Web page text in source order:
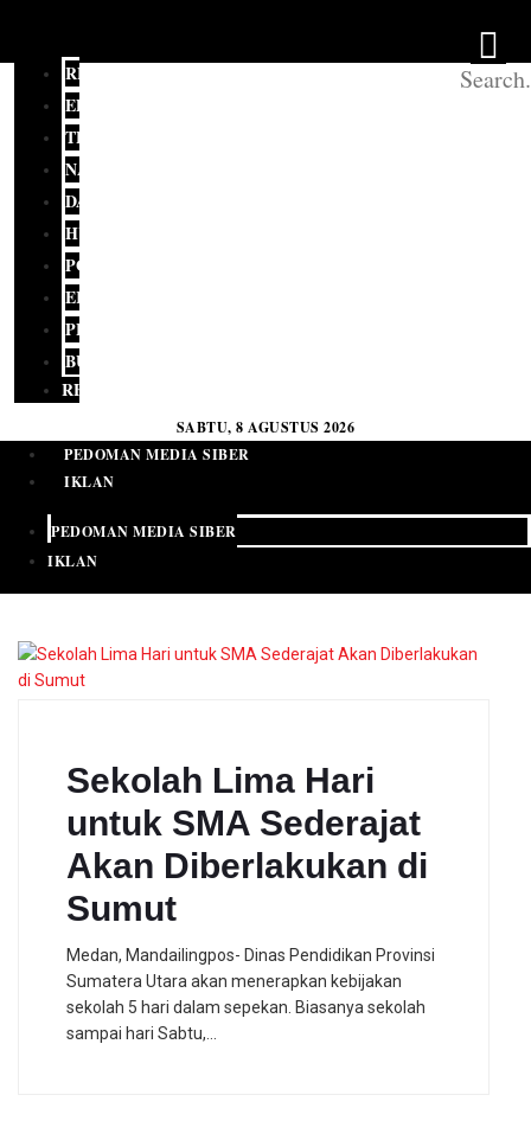
REDAKSI
EDITORIAL
TERKINI
NASIONAL
DAERAH
HUKUM
POLITIK
EKONOMI
PENDIDIKAN
BUDAYA
RELIGI
SABTU, 8 AGUSTUS 2026
PEDOMAN MEDIA SIBER
IKLAN
PEDOMAN MEDIA SIBER
IKLAN
Sekolah Lima Hari
untuk SMA Sederajat
Akan Diberlakukan di
Sumut
Medan, Mandailingpos- Dinas Pendidikan Provinsi
Sumatera Utara akan menerapkan kebijakan
sekolah 5 hari dalam sepekan. Biasanya sekolah
sampai hari Sabtu,…